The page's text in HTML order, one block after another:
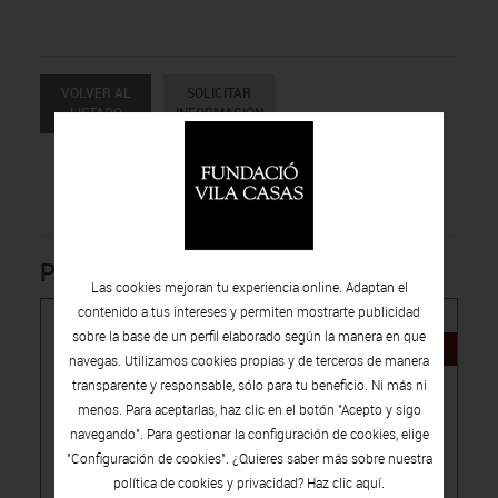
VOLVER AL
LISTADO
SOLICITAR
INFORMACIÓN
Productos relacionados
NOVEDAD
Las cookies mejoran tu experiencia online. Adaptan el
contenido a tus intereses y permiten mostrarte publicidad
sobre la base de un perfil elaborado según la manera en que
navegas. Utilizamos cookies propias y de terceros de manera
transparente y responsable, sólo para tu beneficio. Ni más ni
menos. Para aceptarlas, haz clic en el botón "Acepto y sigo
navegando". Para gestionar la configuración de cookies, elige
"Configuración de cookies". ¿Quieres saber más sobre nuestra
política de cookies y privacidad? Haz clicaquí.